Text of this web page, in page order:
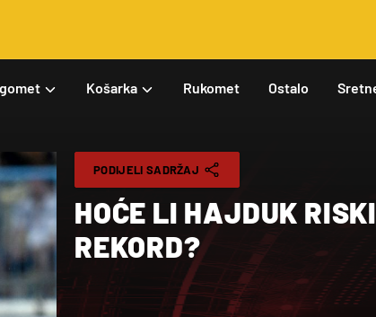
Košarka Rukomet Ostalo
PODIJELI SADRŽAJ
HOĆE LI HAJDUK
REKORD?